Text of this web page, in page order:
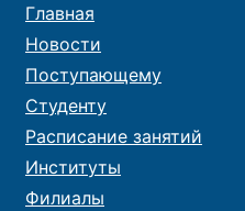
Главная
Новости
Поступающему
Студенту
Расписание занятий
Институты
Филиалы